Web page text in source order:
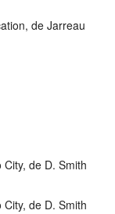
de Jarreau
de D. Smith
de D. Smith